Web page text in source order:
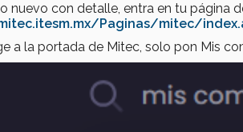
nuevo con detalle, entra en tu página
Paginas/mitec/
a la portada de Mitec, solo pon Mis